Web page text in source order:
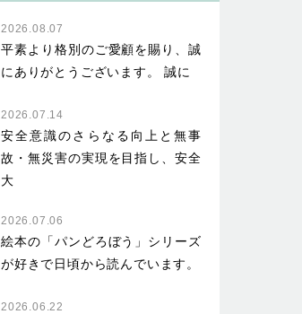
2026.08.07
平素より格別のご愛顧を賜り、誠
にありがとうございます。 誠に
2026.07.14
安全意識のさらなる向上と無事
故・無災害の実現を目指し、安全
大
2026.07.06
絵本の「パンどろぼう」シリーズ
が好きで日頃から読んでいます。
2026.06.22